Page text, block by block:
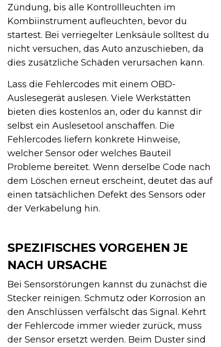
Zündung, bis alle Kontrollleuchten im
Kombiinstrument aufleuchten, bevor du
startest. Bei verriegelter Lenksäule solltest du
nicht versuchen, das Auto anzuschieben, da
dies zusätzliche Schäden verursachen kann.
Lass die Fehlercodes mit einem OBD-
Auslesegerät auslesen. Viele Werkstätten
bieten dies kostenlos an, oder du kannst dir
selbst ein Auslesetool anschaffen. Die
Fehlercodes liefern konkrete Hinweise,
welcher Sensor oder welches Bauteil
Probleme bereitet. Wenn derselbe Code nach
dem Löschen erneut erscheint, deutet das auf
einen tatsächlichen Defekt des Sensors oder
der Verkabelung hin.
SPEZIFISCHES VORGEHEN JE
NACH URSACHE
Bei Sensorstörungen kannst du zunächst die
Stecker reinigen. Schmutz oder Korrosion an
den Anschlüssen verfälscht das Signal. Kehrt
der Fehlercode immer wieder zurück, muss
der Sensor ersetzt werden. Beim Duster sind